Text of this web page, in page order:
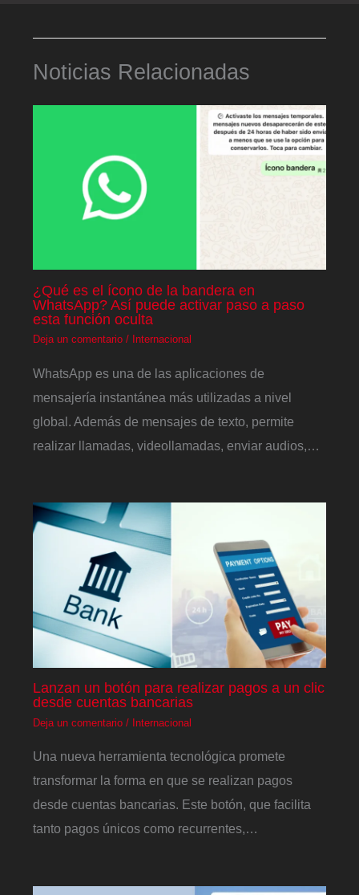
Noticias Relacionadas
¿Qué es el ícono de la bandera en
WhatsApp? Así puede activar paso a paso
esta función oculta
Deja un comentario / Internacional
WhatsApp es una de las aplicaciones de
mensajería instantánea más utilizadas a nivel
global. Además de mensajes de texto, permite
realizar llamadas, videollamadas, enviar audios,…
Lanzan un botón para realizar pagos a un clic
desde cuentas bancarias
Deja un comentario / Internacional
Una nueva herramienta tecnológica promete
transformar la forma en que se realizan pagos
desde cuentas bancarias. Este botón, que facilita
tanto pagos únicos como recurrentes,…